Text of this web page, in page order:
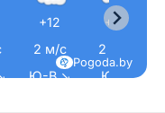
+12
2 м/с
Ю-В ↘
+15
2 м/с
Ю ↓
Pogoda.by